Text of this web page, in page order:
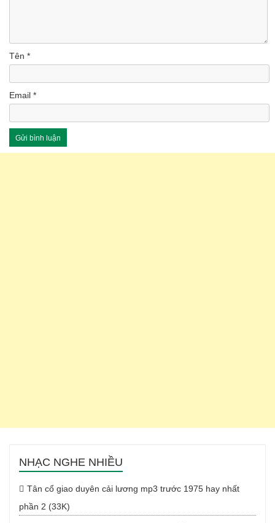
Tên *
Email *
NHẠC NGHE NHIỀU
Tân cổ giao duyên cải lương mp3 trước 1975 hay nhất
phần 2 (33K)